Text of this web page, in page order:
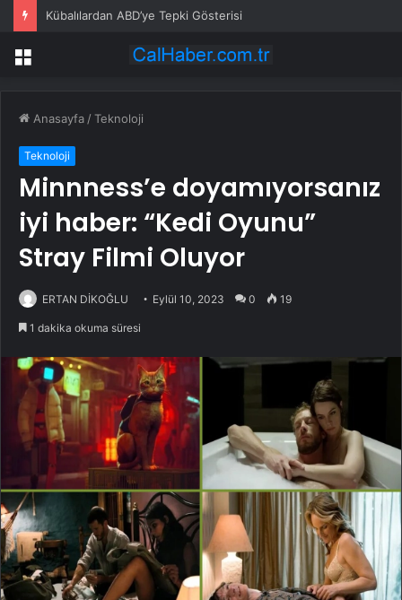
Kübalılardan ABD’ye Tepki Gösterisi
Menü
Anasayfa /Teknoloji
Teknoloji
Minnness’e doyamıyorsanız
iyi haber: “Kedi Oyunu”
Stray Filmi Oluyor
ERTAN DİKOĞLU Eylül 10, 2023 0 19
1 dakika okuma süresi